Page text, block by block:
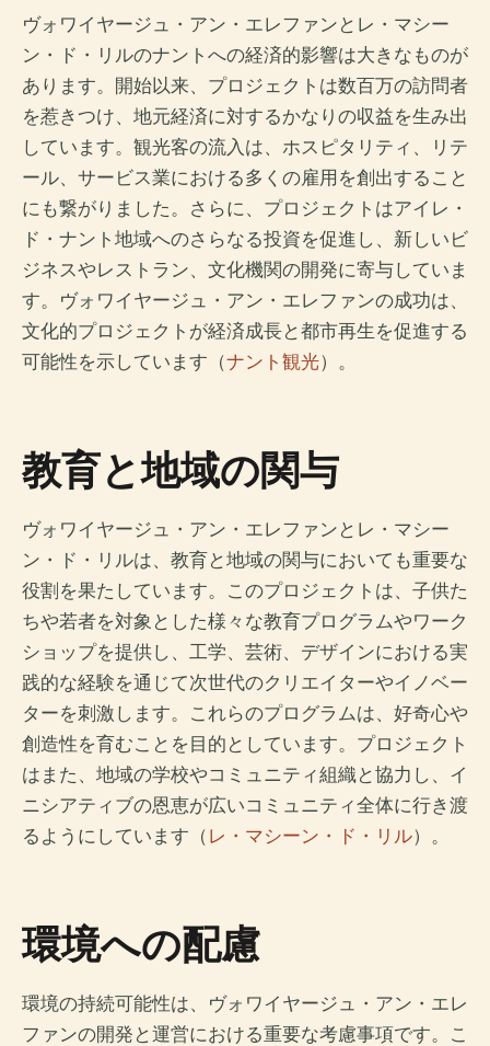
ヴォワイヤージュ・アン・エレファンとレ・マシー
ン・ド・リルのナントへの経済的影響は大きなものが
あります。開始以来、プロジェクトは数百万の訪問者
を惹きつけ、地元経済に対するかなりの収益を生み出
しています。観光客の流入は、ホスピタリティ、リテ
ール、サービス業における多くの雇用を創出すること
にも繋がりました。さらに、プロジェクトはアイレ・
ド・ナント地域へのさらなる投資を促進し、新しいビ
ジネスやレストラン、文化機関の開発に寄与していま
す。ヴォワイヤージュ・アン・エレファンの成功は、
文化的プロジェクトが経済成長と都市再生を促進する
可能性を示しています（ナント観光）。
教育と地域の関与
ヴォワイヤージュ・アン・エレファンとレ・マシー
ン・ド・リルは、教育と地域の関与においても重要な
役割を果たしています。このプロジェクトは、子供た
ちや若者を対象とした様々な教育プログラムやワーク
ショップを提供し、工学、芸術、デザインにおける実
践的な経験を通じて次世代のクリエイターやイノベー
ターを刺激します。これらのプログラムは、好奇心や
創造性を育むことを目的としています。プロジェクト
はまた、地域の学校やコミュニティ組織と協力し、イ
ニシアティブの恩恵が広いコミュニティ全体に行き渡
るようにしています（ レ・マシーン・ド・リル）。
環境への配慮
環境の持続可能性は、ヴォワイヤージュ・アン・エレ
ファンの開発と運営における重要な考慮事項です。こ